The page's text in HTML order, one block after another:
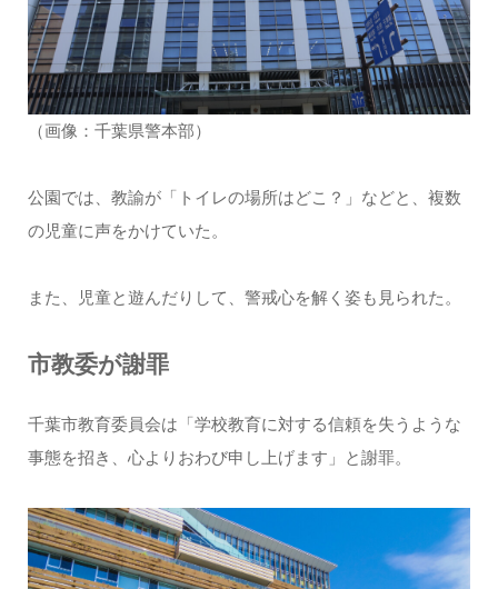
（画像：千葉県警本部）
公園では、教諭が「トイレの場所はどこ？」などと、複数
の児童に声をかけていた。
また、児童と遊んだりして、警戒心を解く姿も見られた。
市教委が謝罪
千葉市教育委員会は「学校教育に対する信頼を失うような
事態を招き、心よりおわび申し上げます」と謝罪。